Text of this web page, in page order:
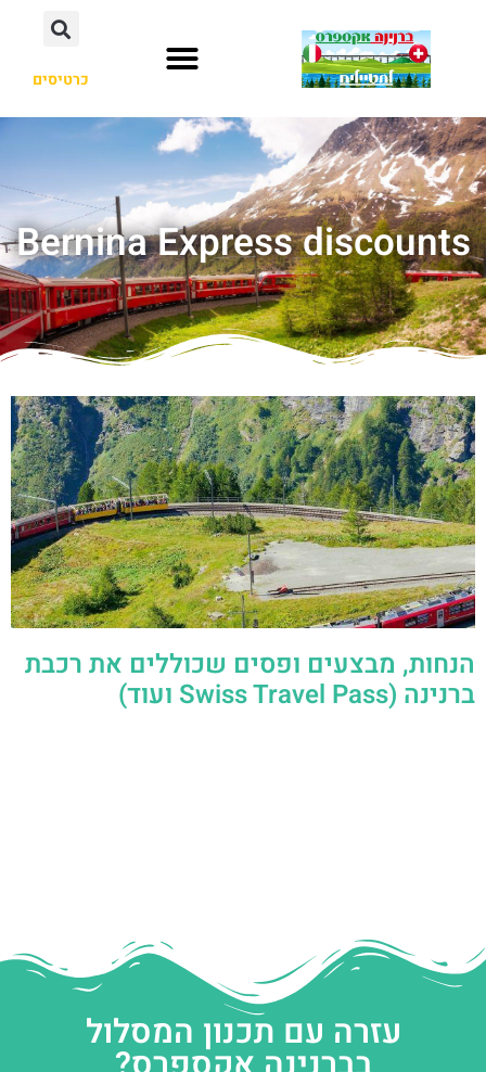
כרטיסים
Bernina Express discounts
הנחות, מבצעים ופסים שכוללים את רכבת
ברנינה (Swiss Travel Pass ועוד)
עזרה עם תכנון המסלול